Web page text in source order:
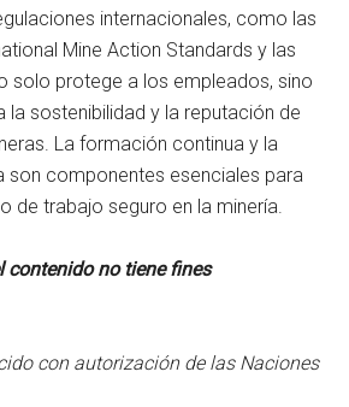
internacionales, como las
Mine Action Standards y las
solo protege a los empleados, sino
la sostenibilidad y la reputación de
La formación continua y la
son componentes esenciales para
de trabajo seguro en la minería.
contenido no tiene fines
con autorización de las Naciones